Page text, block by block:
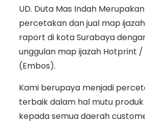
UD. Duta Mas Indah
percetakan dan jual map
raport di kota Surabaya
unggulan map ijazah Hotprint
(Embos).
Kami berupaya menjadi
terbaik dalam hal mutu
kepada semua daerah